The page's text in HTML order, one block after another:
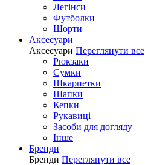
Легінси
Футболки
Шорти
Аксесуари
Аксесуари Переглянути все
Рюкзаки
Сумки
Шкарпетки
Шапки
Кепки
Рукавиці
Засоби для догляду
Інше
Бренди
Бренди Переглянути все